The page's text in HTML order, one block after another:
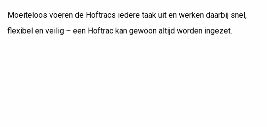
Moeiteloos voeren de Hoftracs iedere taak uit en werken daarbij snel,
flexibel en veilig – een Hoftrac kan gewoon altijd worden ingezet.